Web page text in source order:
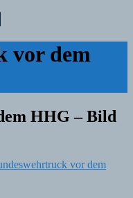
vor dem
HHG – Bild
vor dem